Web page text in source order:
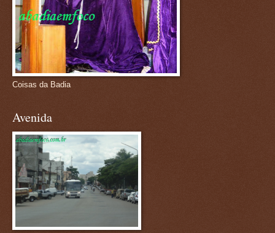
Coisas da Badia
Avenida